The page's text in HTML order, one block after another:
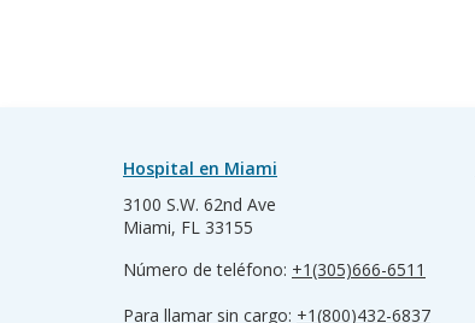
Hospital en Miami
3100 S.W. 62nd Ave
Miami, FL 33155
Número de teléfono: +1(305)666-6511
Para llamar sin cargo: +1(800)432-6837